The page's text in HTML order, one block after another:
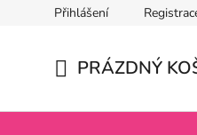
Přihlášení
PRÁZDNÝ